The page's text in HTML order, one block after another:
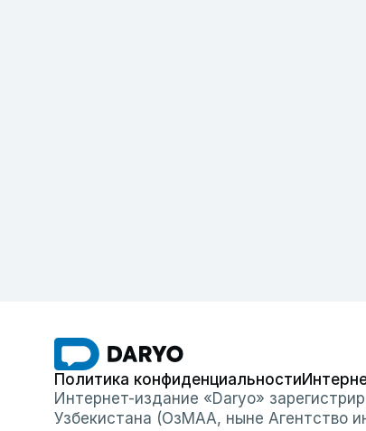
Политика конфиденциальности
Интернет-издание «Daryo»
Узбекистана (ОзМАА, ныне Агентство